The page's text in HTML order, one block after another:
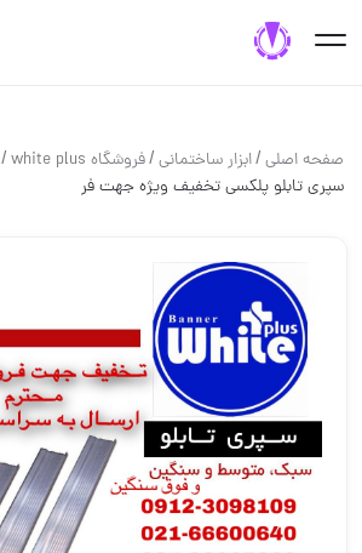
صفحه اصلی/ابزار ساختماني/فروشگاه white plus /
سپری تابلو پلکسی تخفیف ویژه جهت فر